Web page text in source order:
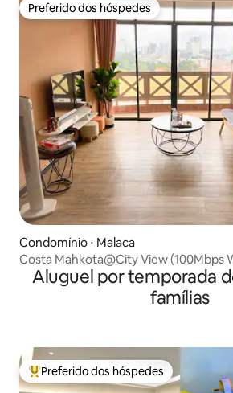
Preferido dos hóspedes
Preferido dos hóspedes
Condomínio ⋅ Malaca
Costa Mahkota@City View (100Mbps
Aluguel por temporada
famílias
Entre os melhores preferidos dos
Preferido dos hóspedes